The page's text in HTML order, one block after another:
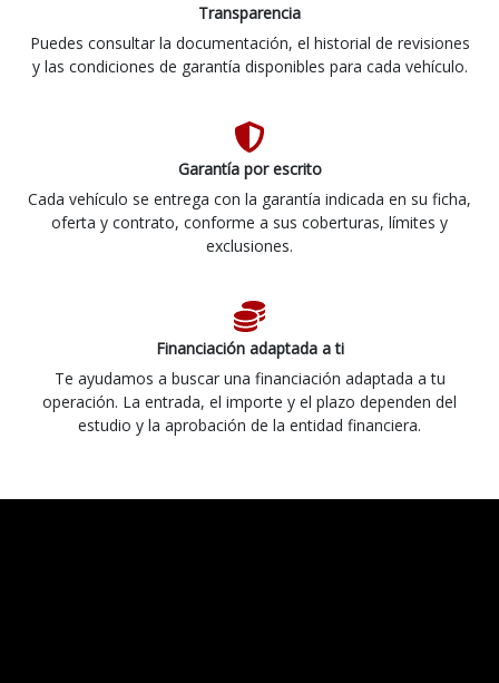
Transparencia
Puedes consultar la documentación, el historial de revisiones
y las condiciones de garantía disponibles para cada vehículo.
Garantía por escrito
Cada vehículo se entrega con la garantía indicada en su ficha,
oferta y contrato, conforme a sus coberturas, límites y
exclusiones.
Financiación adaptada a ti
Te ayudamos a buscar una financiación adaptada a tu
operación. La entrada, el importe y el plazo dependen del
estudio y la aprobación de la entidad financiera.